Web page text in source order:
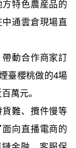
特色農産品的
通雲倉現場直
動合作商家訂
臺櫻桃做的4場
萬元。
難、攬件慢等
向直播電商的